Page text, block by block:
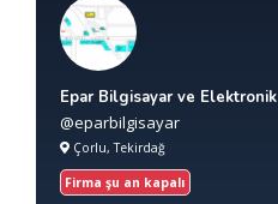
Epar Bilgisayar ve Elektronik
@eparbilgisayar
Çorlu, Tekirdağ
Firma şu an kapalı